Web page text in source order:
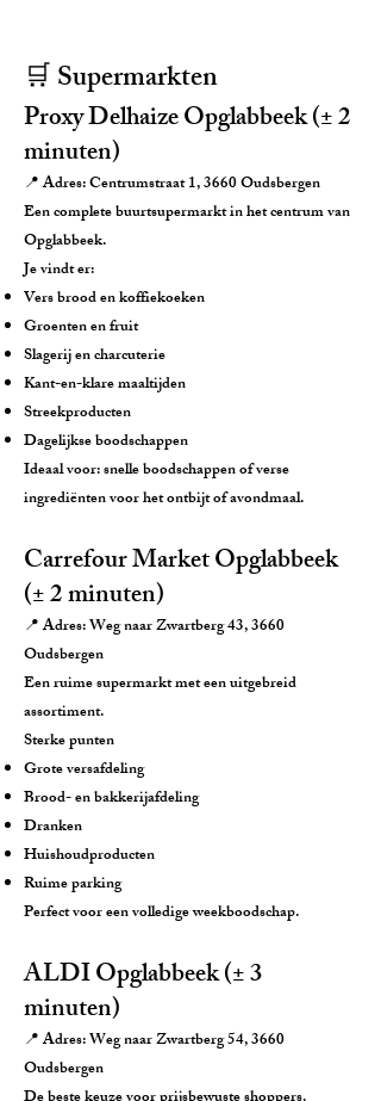
🛒 Supermarkten
Proxy Delhaize Opglabbeek (± 2
minuten)
📍 Adres: Centrumstraat 1, 3660 Oudsbergen
Een complete buurtsupermarkt in het centrum van
Opglabbeek.
Je vindt er:
Vers brood en koffiekoeken
Groenten en fruit
Slagerij en charcuterie
Kant-en-klare maaltijden
Streekproducten
Dagelijkse boodschappen
Ideaal voor: snelle boodschappen of verse
ingrediënten voor het ontbijt of avondmaal.
Carrefour Market Opglabbeek
(± 2 minuten)
📍 Adres: Weg naar Zwartberg 43, 3660
Oudsbergen
Een ruime supermarkt met een uitgebreid
assortiment.
Sterke punten
Grote versafdeling
Brood- en bakkerijafdeling
Dranken
Huishoudproducten
Ruime parking
Perfect voor een volledige weekboodschap.
ALDI Opglabbeek (± 3
minuten)
📍 Adres: Weg naar Zwartberg 54, 3660
Oudsbergen